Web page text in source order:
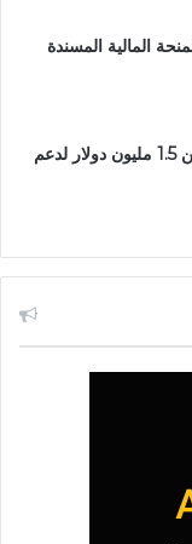
المالية المسندة
أمريكا تمنح تونس أكثر من 1.5 مليون دولار لدعم